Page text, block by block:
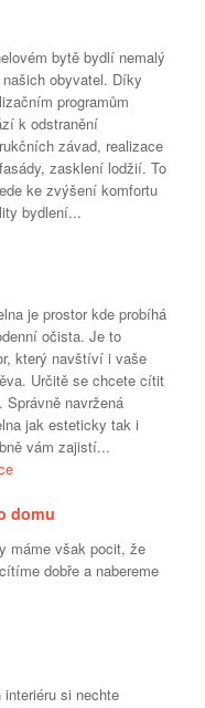
bytě bydlí nemalý
obyvatel. Díky
programům
k odstranění
závad, realizace
zasklení lodžií. To
ke zvýšení komfortu
bydlení...
je prostor kde probíhá
očista. Je to
který navštíví i vaše
Určitě se chcete cítit
Správně navržená
jak esteticky tak i
vám zajistí...
domu
máme však pocit, že
dobře a nabereme
interiéru si nechte